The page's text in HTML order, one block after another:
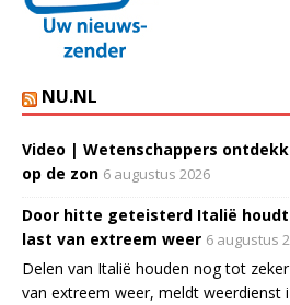
NU.NL
Video | Wetenschappers
op de zon 6 augustus 2026
Door hitte geteisterd Italië
last van extreem weer 6 augustus
Delen van Italië houden nog tot
van extreem weer, meldt weerdienst